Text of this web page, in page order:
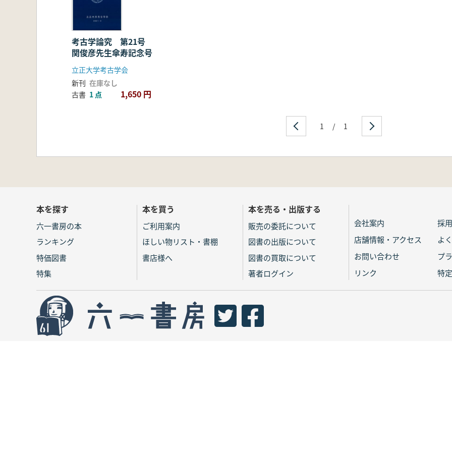
考古学論究 第21号
関俊彦先生傘寿記念号
立正大学考古学会
新刊 在庫なし
古書 1 点 1,650 円
1 / 1
本を探す
六一書房の本
ランキング
特価図書
特集
本を買う
ご利用案内
ほしい物リスト・書棚
書店様へ
本を売る・出版する
販売の委託について
図書の出版について
図書の買取について
著者ログイン
会社案内
採
店舗情報・アクセス
よ
お問い合わせ
プ
リンク
特